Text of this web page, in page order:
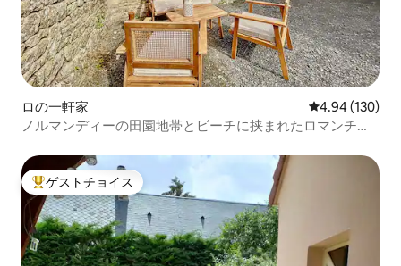
ロの一軒家 レビュー130
4.94 (130)
ノルマンディーの田園地帯とビーチに挟まれたロマンチッ
大好評のゲストチョイスです。
ゲストチョイス